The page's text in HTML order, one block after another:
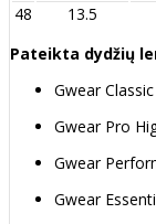
48
13.5
Pateikta dydžių
Gwear
Gwear Pro
Gwear
Gwear